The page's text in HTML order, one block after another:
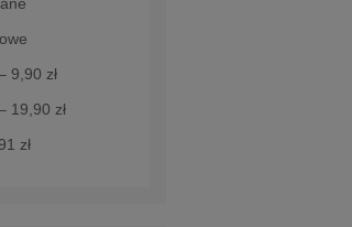
9,90 zł
19,90 zł
zł